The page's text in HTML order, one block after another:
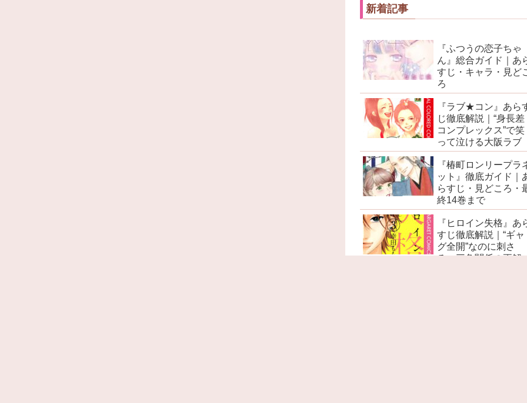
新着記事
『ふつうの恋子ちゃ
ん』総合ガイド｜あ
すじ・キャラ・見ど
ろ
『ラブ★コン』あら
じ徹底解説｜“身長差
コンプレックス”で笑
って泣ける大阪ラブ
『椿町ロンリープラ
ット』徹底ガイド｜
らすじ・見どころ・
終14巻まで
『ヒロイン失格』あ
すじ徹底解説｜“ギャ
グ全開”なのに刺さ
る、三角関係の正解